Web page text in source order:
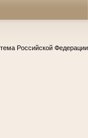
Российской